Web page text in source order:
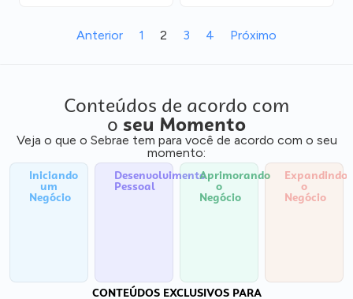
Anterior 1 2 3 4 Próximo
Conteúdos de acordo com
o seu Momento
Veja o que o Sebrae tem para você de acordo com o seu
momento:
Iniciando
um
Negócio
Desenvolvimento
Pessoal
Aprimorando
o
Negócio
Expandindo
o
Negócio
CONTEÚDOS EXCLUSIVOS PARA